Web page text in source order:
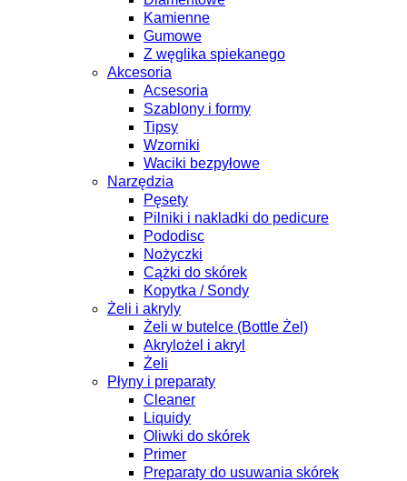
Kamienne
Gumowe
Z węglika spiekanego
Akcesoria
Acsesoria
Szablony i formy
Tipsy
Wzorniki
Waciki bezpyłowe
Narzędzia
Pęsety
Pilniki i nakladki do pedicure
Pododisc
Nożyczki
Cążki do skórek
Kopytka / Sondy
Żeli i akryly
Żeli w butelce (Bottle Żel)
Akrylożel i akryl
Żeli
Płyny i preparaty
Cleaner
Liquidy
Oliwki do skórek
Primer
Preparaty do usuwania skórek